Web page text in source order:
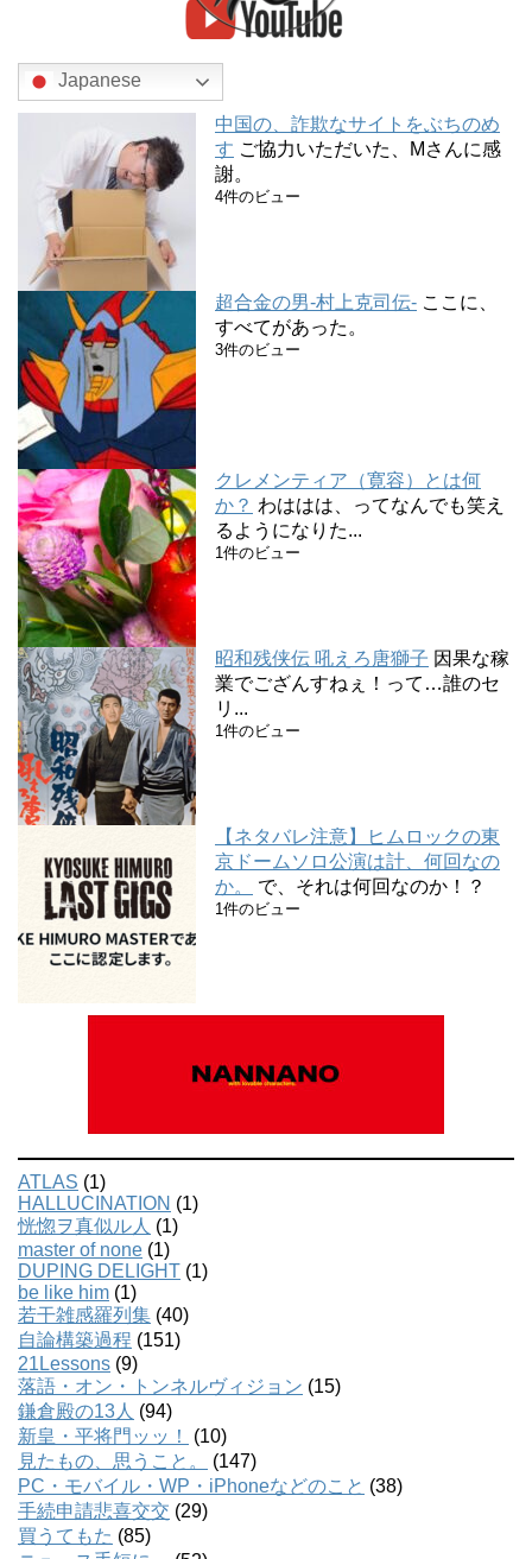
Japanese
中国の、詐欺なサイトをぶちのめ
す ご協力いただいた、Mさんに感
謝。
4件のビュー
超合金の男-村上克司伝- ここに、
すべてがあった。
3件のビュー
クレメンティア（寛容）とは何
か？ わははは、ってなんでも笑え
るようになりた...
1件のビュー
昭和残侠伝 吼えろ唐獅子 因果な稼
業でござんすねぇ！って…誰のセ
リ...
1件のビュー
【ネタバレ注意】ヒムロックの東
京ドームソロ公演は計、何回なの
か。
で、それは何回なのか！？
1件のビュー
ATLAS (1)
HALLUCINATION (1)
恍惚ヲ真似ル人 (1)
master of none (1)
DUPING DELIGHT (1)
be like him (1)
若干雑感羅列集 (40)
自論構築過程 (151)
21Lessons (9)
落語・オン・トンネルヴィジョン (15)
鎌倉殿の13人 (94)
新皇・平将門ッッ！
(10)
見たもの、思うこと。
(147)
PC・モバイル・WP・iPhoneなどのこと (38)
手続申請悲喜交交 (29)
買うてもた (85)